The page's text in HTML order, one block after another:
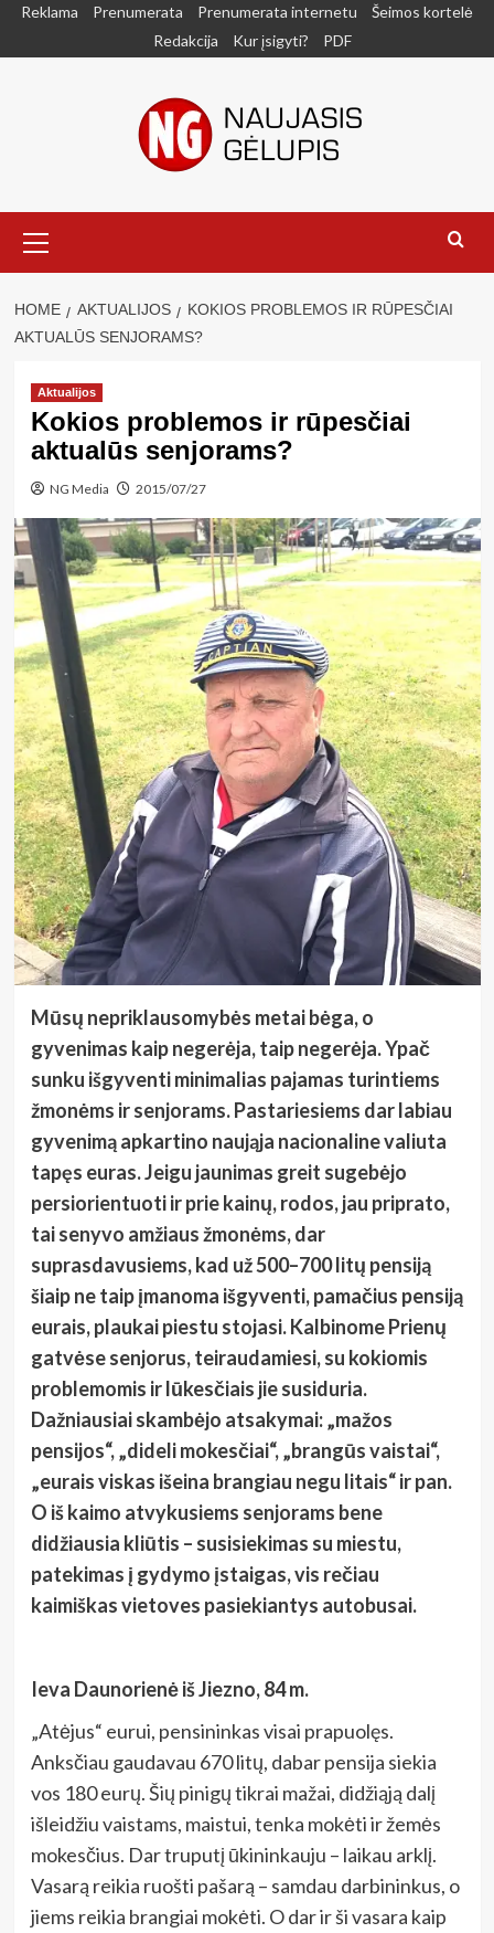
SkipReklama Prenumerata Prenumerata internetu
Šeimos kortelė
Redakcija
Kur įsigyti? PDF
Menu
HOME AKTUALIJOS
KOKIOS PROBLEMOS IR RŪPESČIAI
AKTUALŪS SENJORAMS?
Aktualijos
Kokios problemos ir rūpesčiai
aktualūs senjorams?
NG Media 2015/07/27
Mūsų nepriklausomybės metai bėga, o
gyvenimas kaip negerėja, taip negerėja. Ypač
sunku išgyventi minimalias pajamas turintiems
žmonėms ir senjorams. Pastariesiems dar labiau
gyvenimą apkartino naująja nacionaline valiuta
tapęs euras. Jeigu jaunimas greit sugebėjo
persiorientuoti ir prie kainų, rodos, jau priprato,
tai senyvo amžiaus žmonėms, dar
suprasdavusiems, kad už 500–700 litų pensiją
šiaip ne taip įmanoma išgyventi, pamačius pensiją
eurais, plaukai piestu stojasi. Kalbinome Prienų
gatvėse senjorus, teiraudamiesi, su kokiomis
problemomis ir lūkesčiais jie susiduria.
Dažniausiai skambėjo atsakymai: „mažos
pensijos“, „dideli mokesčiai“, „brangūs vaistai“,
„eurais viskas išeina brangiau negu litais“ ir pan.
O iš kaimo atvykusiems senjorams bene
didžiausia kliūtis – susisiekimas su miestu,
patekimas į gydymo įstaigas, vis rečiau
kaimiškas vietoves pasiekiantys autobusai.
Ieva Daunorienė iš Jiezno, 84 m.
„Atėjus“ eurui, pensininkas visai prapuolęs.
Anksčiau gaudavau 670 litų, dabar pensija siekia
vos 180 eurų. Šių pinigų tikrai mažai, didžiąją dalį
išleidžiu vaistams, maistui, tenka mokėti ir žemės
mokesčius. Dar truputį ūkininkauju – laikau arklį.
Vasarą reikia ruošti pašarą – samdau darbininkus, o
jiems reikia brangiai mokėti. O dar ir ši vasara kaip